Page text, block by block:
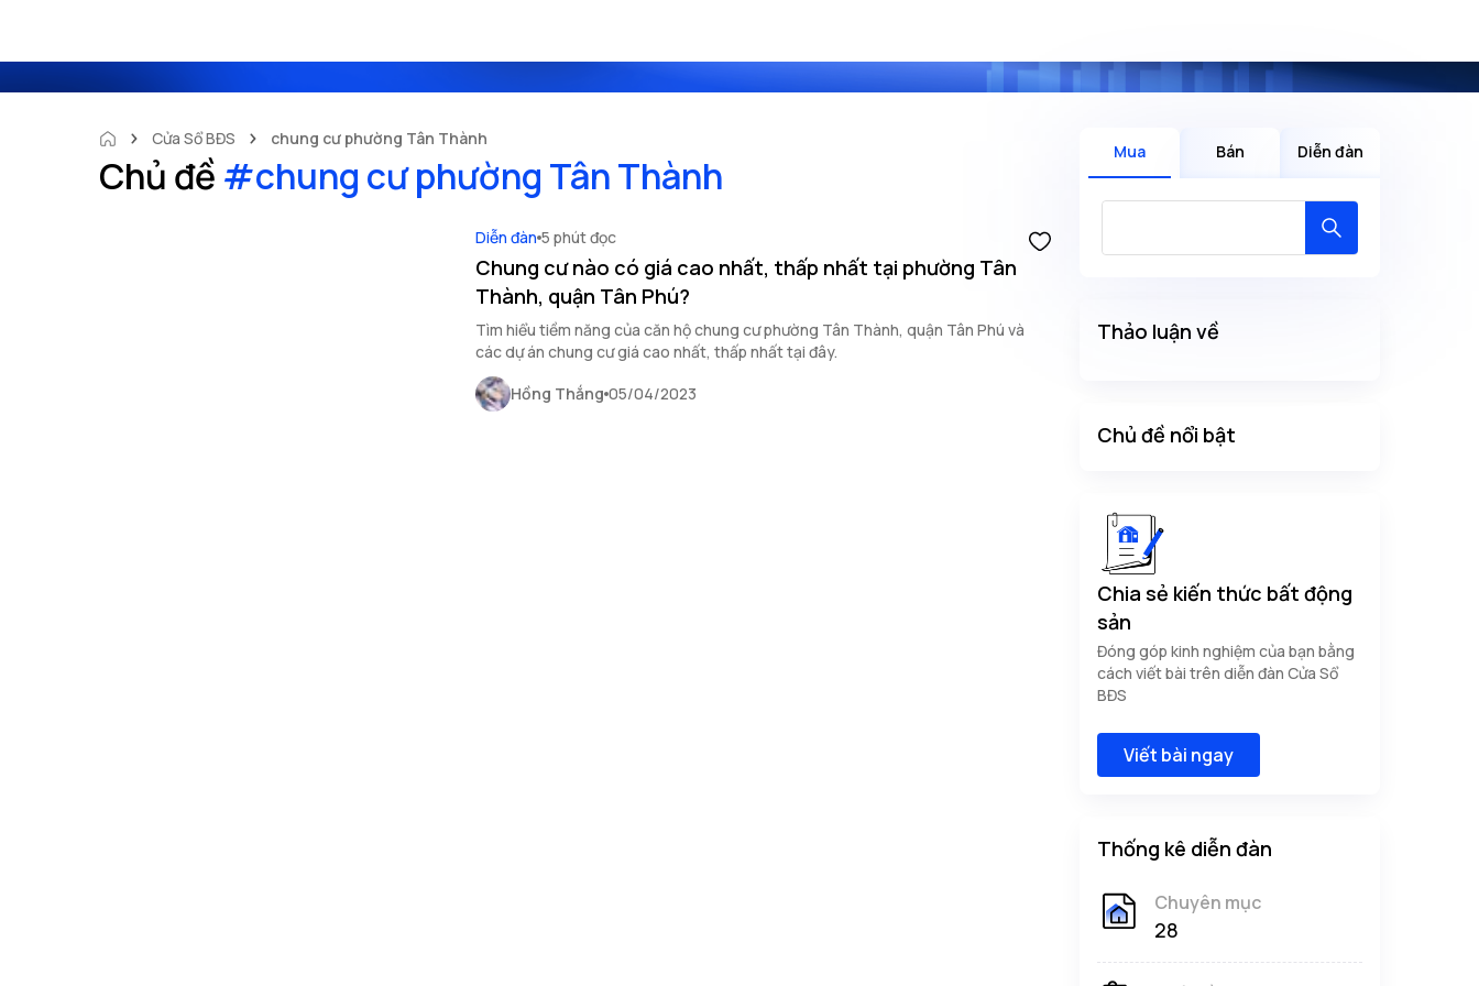
Cửa Sổ BĐS chung cư phường Tân Thành
Chủ đề #chung cư phường Tân Thành
Diễn đàn 5 phút đọc
Chung cư nào có giá cao nhất, thấp nhất tại phường Tân
Thành, quận Tân Phú?
Tìm hiểu tiềm năng của căn hộ chung cư phường Tân Thành, quận Tân Phú và
các dự án chung cư giá cao nhất, thấp nhất tại đây.
Hồng Thắng 05/04/2023
Mua Bán Diễn đàn
Thảo luận về
Chủ đề nổi bật
Chia sẻ kiến thức bất động
sản
Đóng góp kinh nghiệm của bạn bằng
cách viết bài trên diễn đàn Cửa Sổ
BĐS
Viết bài ngay
Thống kê diễn đàn
Chuyên mục
28